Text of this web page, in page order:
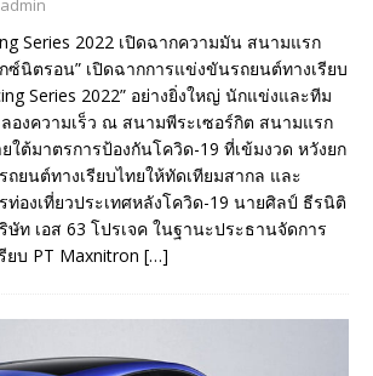
admin
Series 2022 เปิดฉากความมัน สนามแรก
ซ์นิตรอน” เปิดฉากการแข่งขันรถยนต์ทางเรียบ
Series 2022” อย่างยิ่งใหญ่ นักแข่งและทีม
องความเร็ว ณ สนามพีระเซอร์กิต สนามแรก
ใต้มาตรการป้องกันโควิด-19 ที่เข้มงวด หวังยก
ยนต์ทางเรียบไทยให้ทัดเทียมสากล และ
ท่องเที่ยวประเทศหลังโควิด-19 นายศิลป์ ธีรนิติ
ษัท เอส 63 โปรเจค ในฐานะประธานจัดการ
บ PT Maxnitron […]